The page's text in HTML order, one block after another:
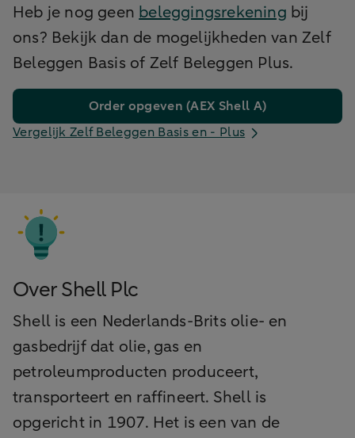
Heb je nog geen beleggingsrekening bij
ons? Bekijk dan de mogelijkheden van Zelf
Beleggen Basis of Zelf Beleggen Plus.
Order opgeven (AEX Shell A)
Vergelijk Zelf Beleggen Basis en - Plus
Over Shell Plc
Shell is een Nederlands-Brits olie- en
gasbedrijf dat olie, gas en
petroleumproducten produceert,
transporteert en raffineert. Shell is
opgericht in 1907. Het is een van de